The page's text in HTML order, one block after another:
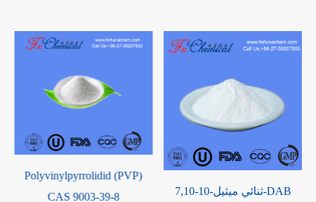
7,10-ثنائي ميثيل-10-DAB
2-Chloro-1 ، 4-